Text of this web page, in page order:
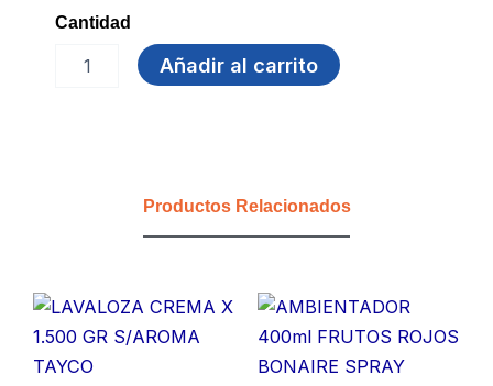
Cantidad
Añadir al carrito
Productos Relacionados